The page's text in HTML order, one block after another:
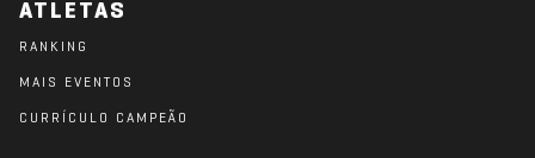
ATLETAS
RANKING
MAIS EVENTOS
CURRÍCULO CAMPEÃO